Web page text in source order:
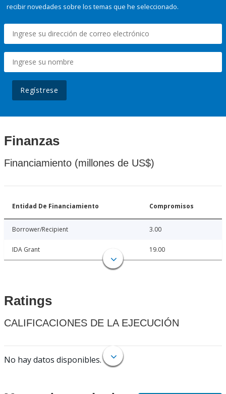
recibir novedades sobre los temas que he seleccionado.
Regístrese
Finanzas
Financiamiento (millones de US$)
Entidad De Financiamiento Compromisos
Borrower/Recipient 3.00
IDA Grant 19.00
Ratings
CALIFICACIONES DE LA EJECUCIÓN
No hay datos disponibles.